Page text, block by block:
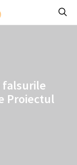
falsurile
Proiectul